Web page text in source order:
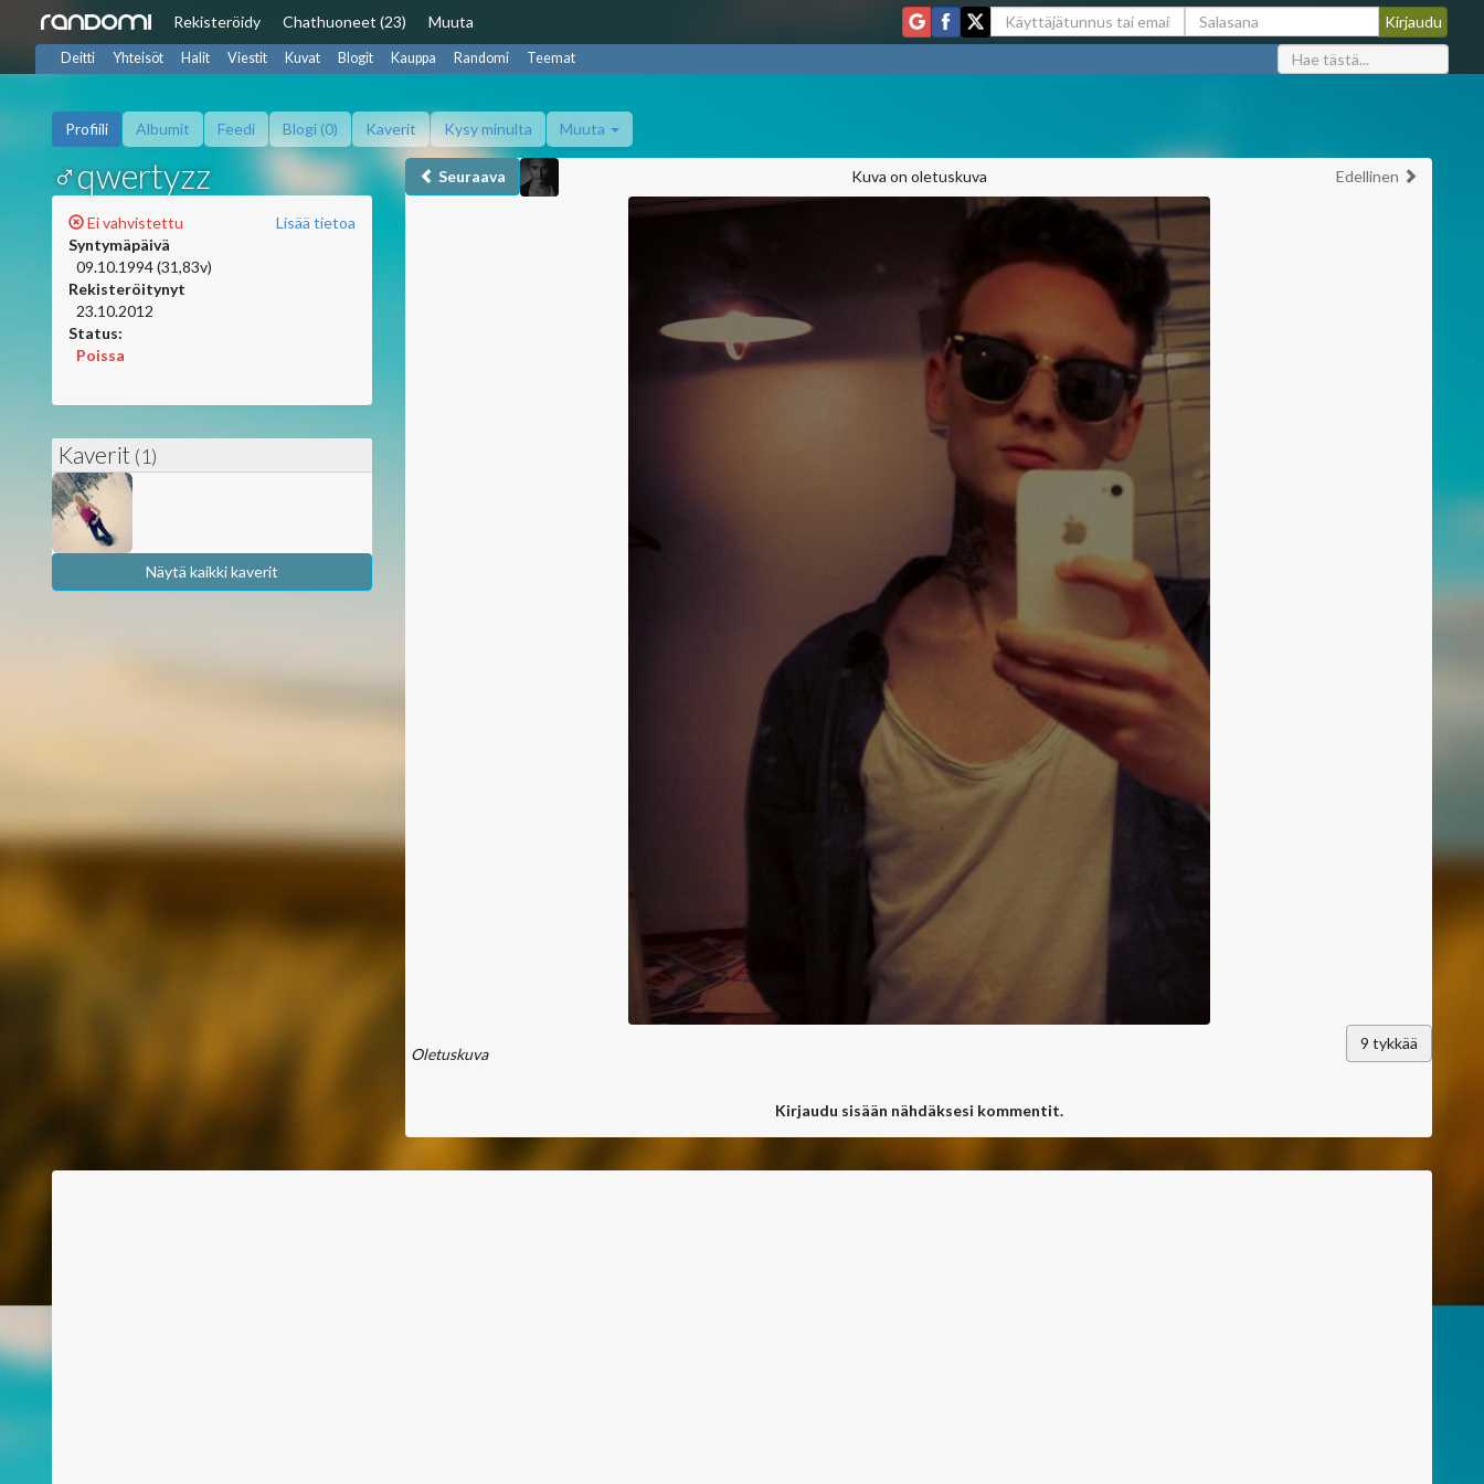
Rekisteröidy Chathuoneet (23) Muuta
Deitti Yhteisöt Halit Viestit Kuvat Blogit Kauppa Randomi Teemat
Profiili Albumit Feedi Blogi (0) Kaverit Kysy minulta Muuta
Seuraava Kuva on oletuskuva Edellinen
Oletuskuva
9 tykkää
Kirjaudu sisään nähdäksesi kommentit.
♂qwertyzz
Lisää tietoa
Ei vahvistettu
Syntymäpäivä
09.10.1994 (31,83v)
Rekisteröitynyt
23.10.2012
Status:
Poissa
Kaverit (1)
Näytä kaikki kaverit